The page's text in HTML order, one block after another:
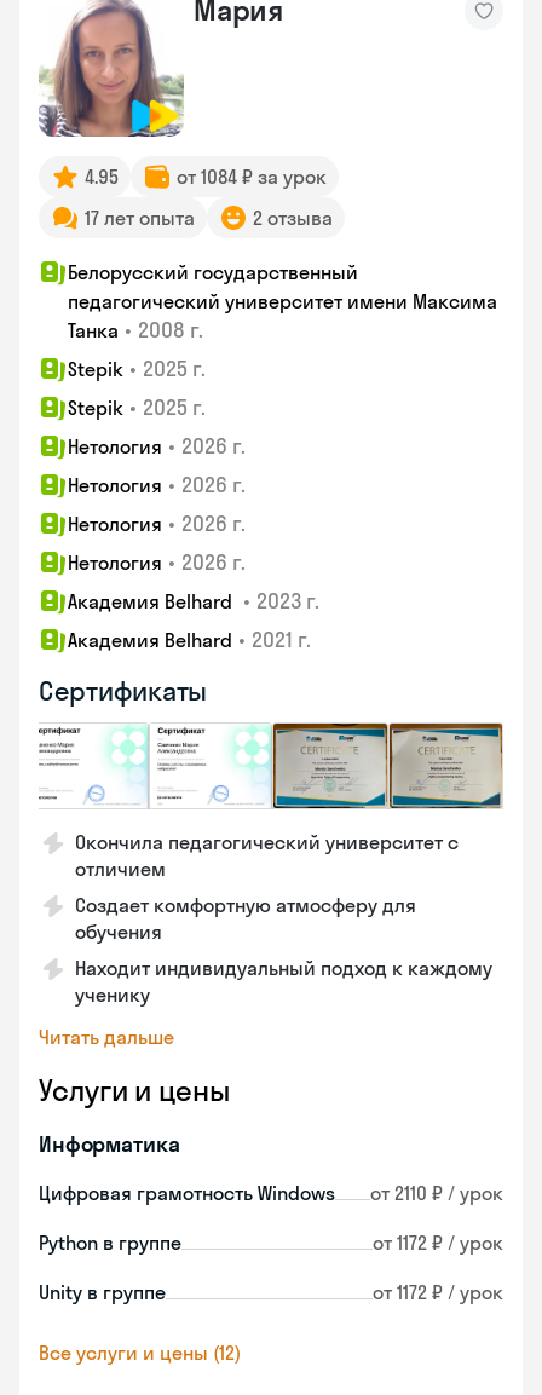
Мария
4.95
от 1084 ₽ за урок
17 лет опыта
2 отзыва
Белорусский государственный
педагогический университет имени Максима
Танка • 2008 г.
Stepik • 2025 г.
Stepik • 2025 г.
Нетология • 2026 г.
Нетология • 2026 г.
Нетология • 2026 г.
Нетология • 2026 г.
Академия Belhard • 2023 г.
Академия Belhard • 2021 г.
Сертификаты
Окончила педагогический университет с
отличием
Создает комфортную атмосферу для
обучения
Находит индивидуальный подход к каждому
ученику
Читать дальше
Услуги и цены
Информатика
Цифровая грамотность Windows от 2110 ₽ / урок
Python в группе от 1172 ₽ / урок
Unity в группе от 1172 ₽ / урок
Все услуги и цены (12)